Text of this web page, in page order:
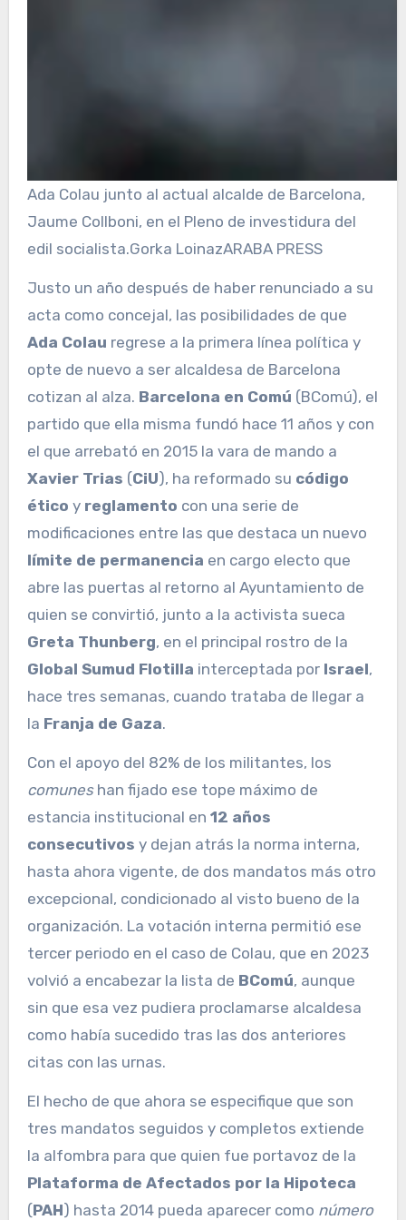
Ada Colau junto al actual alcalde de Barcelona,
Jaume Collboni, en el Pleno de investidura del
edil socialista.Gorka LoinazARABA PRESS
Justo un año después de haber renunciado a su
acta como concejal, las posibilidades de que
Ada Colau regrese a la primera línea política y
opte de nuevo a ser alcaldesa de Barcelona
cotizan al alza. Barcelona en Comú (BComú), el
partido que ella misma fundó hace 11 años y con
el que arrebató en 2015 la vara de mando a
Xavier Trias (CiU), ha reformado su código
ético y reglamento con una serie de
modificaciones entre las que destaca un nuevo
límite de permanencia en cargo electo que
abre las puertas al retorno al Ayuntamiento de
quien se convirtió, junto a la activista sueca
Greta Thunberg, en el principal rostro de la
Global Sumud Flotilla interceptada por Israel,
hace tres semanas, cuando trataba de llegar a
la Franja de Gaza.
Con el apoyo del 82% de los militantes, los
comuneshan fijado ese tope máximo de
estancia institucional en 12 años
consecutivos y dejan atrás la norma interna,
hasta ahora vigente, de dos mandatos más otro
excepcional, condicionado al visto bueno de la
organización. La votación interna permitió ese
tercer periodo en el caso de Colau, que en 2023
volvió a encabezar la lista de BComú, aunque
sin que esa vez pudiera proclamarse alcaldesa
como había sucedido tras las dos anteriores
citas con las urnas.
El hecho de que ahora se especifique que son
tres mandatos seguidos y completos extiende
la alfombra para que quien fue portavoz de la
Plataforma de Afectados por la Hipoteca
(PAH) hasta 2014 pueda aparecer como número